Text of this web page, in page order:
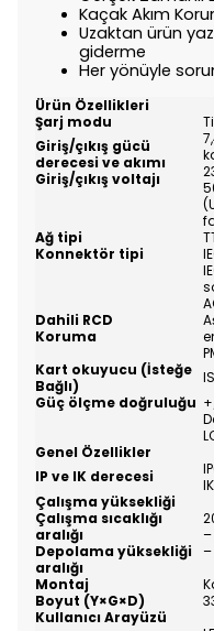
Kaçak Akım
Uzaktan ürün
giderme
Her yönüyle
Ürün Özellikleri
Şarj modu
Giriş/çıkış gücü
derecesi ve akımı
Giriş/çıkış voltajı
Ağ tipi
Konnektör tipi
Dahili RCD
Koruma
Kart okuyucu (İsteğe
Bağlı)
Güç ölçme doğruluğu
Genel Özellikler
IP ve IK derecesi
Çalışma yüksekliği
Çalışma sıcaklığı
aralığı
Depolama yüksekliği
aralığı
Montaj
Boyut (Y×G×D)
Kullanıcı Arayüzü